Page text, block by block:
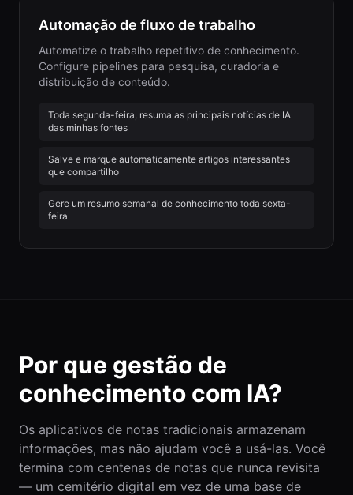
Automação de fluxo de trabalho
Automatize o trabalho repetitivo de conhecimento.
Configure pipelines para pesquisa, curadoria e
distribuição de conteúdo.
Toda segunda-feira, resuma as principais notícias de IA
das minhas fontes
Salve e marque automaticamente artigos interessantes
que compartilho
Gere um resumo semanal de conhecimento toda sexta-
feira
Por que gestão de
conhecimento com IA?
Os aplicativos de notas tradicionais armazenam
informações, mas não ajudam você a usá-las. Você
termina com centenas de notas que nunca revisita
— um cemitério digital em vez de uma base de